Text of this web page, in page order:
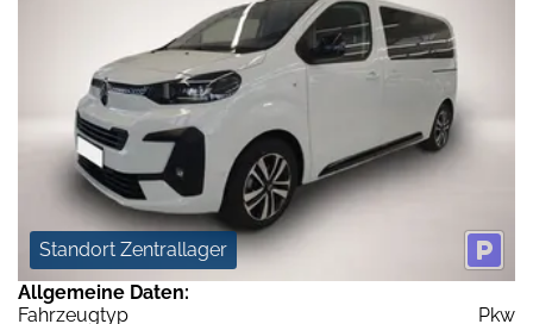
Standort Zentrallager
Allgemeine Daten:
Fahrzeugtyp
Pkw